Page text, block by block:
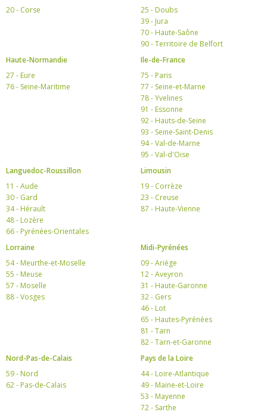
20 - Corse
25 - Doubs
39 - Jura
70 - Haute-Saône
90 - Territoire de Belfort
Haute-Normandie
27 - Eure
76 - Seine-Maritime
Ile-de-France
75 - Paris
77 - Seine-et-Marne
78 - Yvelines
91 - Essonne
92 - Hauts-de-Seine
93 - Seine-Saint-Denis
94 - Val-de-Marne
95 - Val-d'Oise
Languedoc-Roussillon
11 - Aude
30 - Gard
34 - Hérault
48 - Lozère
66 - Pyrénées-Orientales
Limousin
19 - Corrèze
23 - Creuse
87 - Haute-Vienne
Lorraine
54 - Meurthe-et-Moselle
55 - Meuse
57 - Moselle
88 - Vosges
Midi-Pyrénées
09 - Ariège
12 - Aveyron
31 - Haute-Garonne
32 - Gers
46 - Lot
65 - Hautes-Pyrénées
81 - Tarn
82 - Tarn-et-Garonne
Nord-Pas-de-Calais
59 - Nord
62 - Pas-de-Calais
Pays de la Loire
44 - Loire-Atlantique
49 - Maine-et-Loire
53 - Mayenne
72 - Sarthe